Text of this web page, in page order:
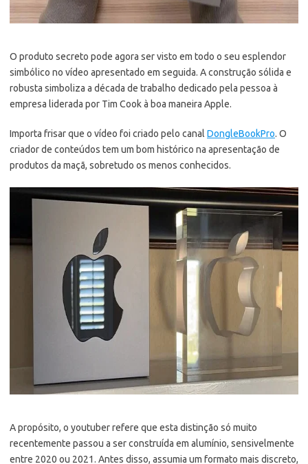
O produto secreto pode agora ser visto em todo o seu esplendor
simbólico no vídeo apresentado em seguida. A construção sólida e
robusta simboliza a década de trabalho dedicado pela pessoa à
empresa liderada por Tim Cook à boa maneira Apple.
Importa frisar que o vídeo foi criado pelo canal DongleBookPro. O
criador de conteúdos tem um bom histórico na apresentação de
produtos da maçã, sobretudo os menos conhecidos.
A propósito, o youtuber refere que esta distinção só muito
recentemente passou a ser construída em alumínio, sensivelmente
entre 2020 ou 2021. Antes disso, assumia um formato mais discreto,